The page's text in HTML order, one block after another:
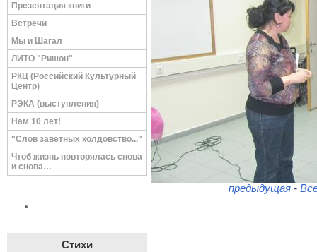
Презентация книги
Встречи
Мы и Шагал
ЛИТО "Ришон"
РКЦ (Российский Культурный
Центр)
РЭКА (выступления)
Нам 10 лет!
"Слов заветных колдовство..."
Чтоб жизнь повторялась снова
и снова…
Стихи
предыдущая -